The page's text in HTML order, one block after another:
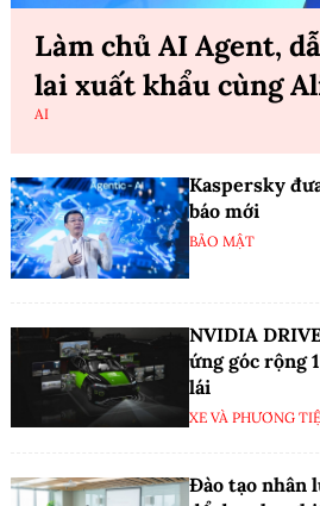
Làm chủ AI Agent,
lai xuất khẩu cùng
AI
Kaspersky
báo mới
BẢO MẬT
NVIDIA
ứng góc rộng
lái
XE VÀ PHƯƠNG
Đào tạo nhân